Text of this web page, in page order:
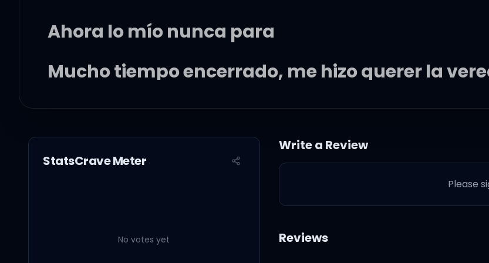
Ahora lo mío nunca para
Mucho tiempo encerrado, me hizo querer la
Y los fines de semana, siempre tengo cervecita
Dejé los male' afuera cuando en el party vino
Una noche de novela cuando la vi pasar, cómo
StatsCrave Meter
No votes yet
Write a Review
Please
Reviews